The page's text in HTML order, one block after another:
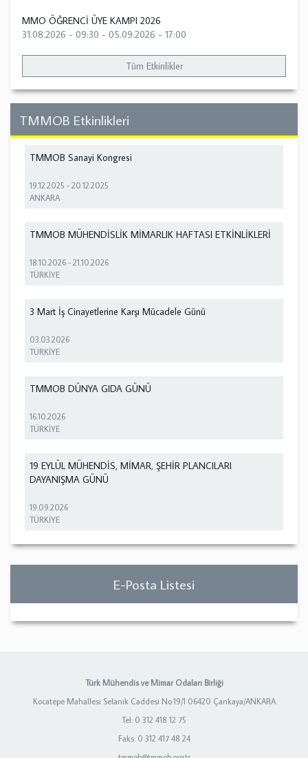
MMO ÖĞRENCİ ÜYE KAMPI 2026
31.08.2026 - 09:30 - 05.09.2026 - 17:00
Tüm Etkinlikler
TMMOB Etkinlikleri
TMMOB Sanayi Kongresi
19.12.2025 -20.12.2025
ANKARA
TMMOB MÜHENDİSLİK MİMARLIK HAFTASI ETKİNLİKLERİ
18.10.2026 -21.10.2026
TÜRKİYE
3 Mart İş Cinayetlerine Karşı Mücadele Günü
03.03.2026
TÜRKİYE
TMMOB DÜNYA GIDA GÜNÜ
16.10.2026
TÜRKİYE
19 EYLÜL MÜHENDİS, MİMAR, ŞEHİR PLANCILARI
DAYANIŞMA GÜNÜ
19.09.2026
TÜRKİYE
E-Posta Listesi
Türk Mühendis ve Mimar Odaları Birliği
Kocatepe Mahallesi Selanik Caddesi No:19/1 06420 Çankaya/ANKARA
Tel: 0 312 418 12 75
Faks: 0 312 417 48 24